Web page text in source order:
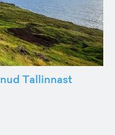
Tallinnast